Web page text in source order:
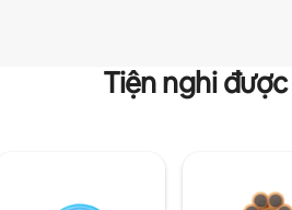
Tiện nghi